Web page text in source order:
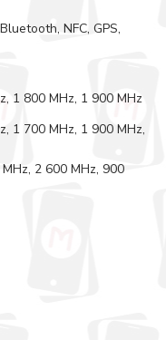
NFC, GPS,
1 800 MHz, 1 900 MHz
1 700 MHz, 1 900 MHz,
2 600 MHz, 900